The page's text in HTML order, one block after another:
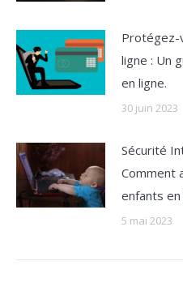
Protégez-
ligne : Un
en ligne.
30 juin 2023
Sécurité
Comment
enfants en
5 mai 2023